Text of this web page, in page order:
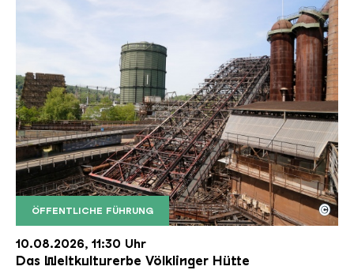
ÖFFENTLICHE FÜHRUNG
Der Erzschrägaufzug der Völklinger Hütte mit
Copyright: Weltkulturerbe Völklinger Hütte | Karl
©
10.08.2026, 11:30 Uhr
Das Weltkulturerbe Völklinger Hütte